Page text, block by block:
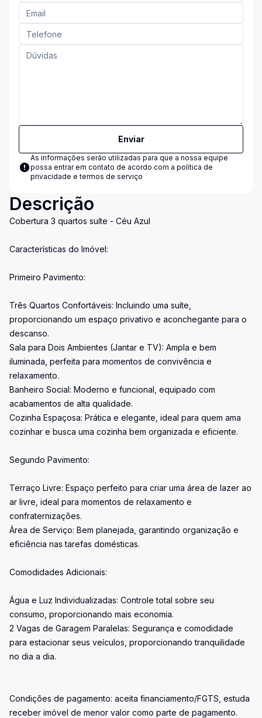
Enviar
As informações serão utilizadas para que a nossa equipe
possa entrar em contato de acordo com a política de
privacidade e termos de serviço
Descrição
Cobertura 3 quartos suíte - Céu Azul
Características do Imóvel:
Primeiro Pavimento:
Três Quartos Confortáveis: Incluindo uma suíte,
proporcionando um espaço privativo e aconchegante para o
descanso.
Sala para Dois Ambientes (Jantar e TV): Ampla e bem
iluminada, perfeita para momentos de convivência e
relaxamento.
Banheiro Social: Moderno e funcional, equipado com
acabamentos de alta qualidade.
Cozinha Espaçosa: Prática e elegante, ideal para quem ama
cozinhar e busca uma cozinha bem organizada e eficiente.
Segundo Pavimento:
Terraço Livre: Espaço perfeito para criar uma área de lazer ao
ar livre, ideal para momentos de relaxamento e
confraternizações.
Área de Serviço: Bem planejada, garantindo organização e
eficiência nas tarefas domésticas.
Comodidades Adicionais:
Água e Luz Individualizadas: Controle total sobre seu
consumo, proporcionando mais economia.
2 Vagas de Garagem Paralelas: Segurança e comodidade
para estacionar seus veículos, proporcionando tranquilidade
no dia a dia.
Condições de pagamento: aceita financiamento/FGTS, estuda
receber imóvel de menor valor como parte de pagamento.